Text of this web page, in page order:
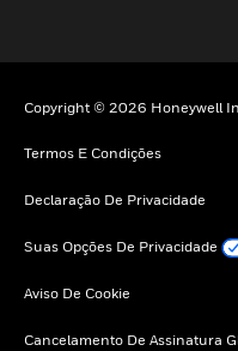
Copyright © 2026 Honeywell
Termos E Condições
Declaração De Privacidade
Suas Opções De Privacidade
Aviso De Cookie
Cancelamento De Assinatura